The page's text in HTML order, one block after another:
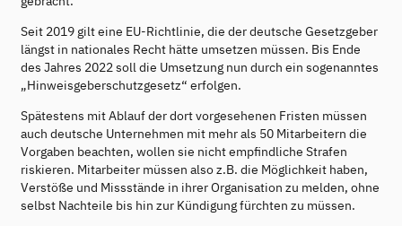
Seit 2019 gilt eine EU-Richtlinie, die der deutsche Gesetzgeber
längst in nationales Recht hätte umsetzen müssen. Bis Ende
des Jahres 2022 soll die Umsetzung nun durch ein sogenanntes
„Hinweisgeberschutzgesetz“ erfolgen.
Spätestens mit Ablauf der dort vorgesehenen Fristen müssen
auch deutsche Unternehmen mit mehr als 50 Mitarbeitern die
Vorgaben beachten, wollen sie nicht empfindliche Strafen
riskieren. Mitarbeiter müssen also z.B. die Möglichkeit haben,
Verstöße und Missstände in ihrer Organisation zu melden, ohne
selbst Nachteile bis hin zur Kündigung fürchten zu müssen.